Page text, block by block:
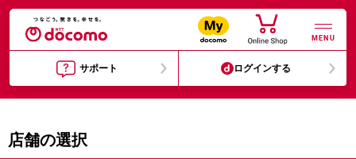
MENU
サポート ログインする
店舗の選択